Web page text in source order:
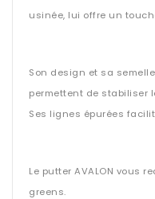
usinée, lui offre un
Son design et sa
permettent de stabiliser
Ses lignes épurées
Le putter AVALON vous
greens.